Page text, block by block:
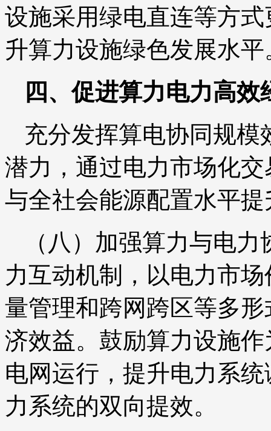
设施采用绿电直连等方
升算力设施绿色发展水平
四、促进算力电力高效
充分发挥算电协同规
潜力，通过电力市场化
与全社会能源配置水平提
（八）加强算力与电
力互动机制，以电力市
量管理和跨网跨区等多
济效益。鼓励算力设施
电网运行，提升电力系
力系统的双向提效。